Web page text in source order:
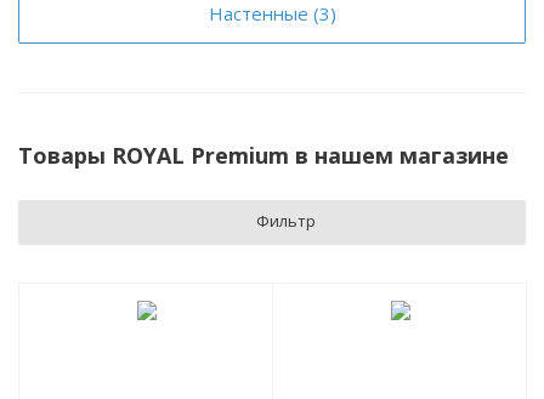
Настенные (3)
Товары ROYAL Premium в нашем магазине
Фильтр